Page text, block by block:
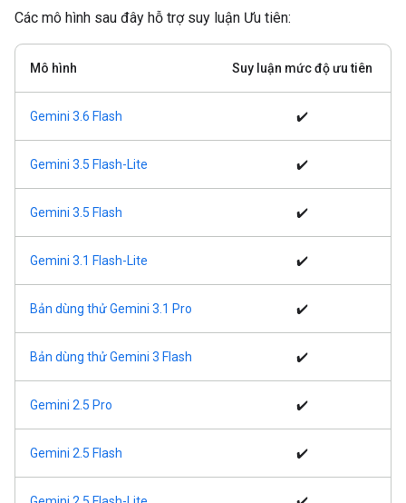
Các mô hình sau đây hỗ trợ suy luận Ưu tiên:
Mô hình Suy luận mức độ ưu tiên
Gemini 3.6 Flash ✔️
Gemini 3.5 Flash-Lite ✔️
Gemini 3.5 Flash ✔️
Gemini 3.1 Flash-Lite ✔️
Bản dùng thử Gemini 3.1 Pro ✔️
Bản dùng thử Gemini 3 Flash ✔️
Gemini 2.5 Pro ✔️
Gemini 2.5 Flash ✔️